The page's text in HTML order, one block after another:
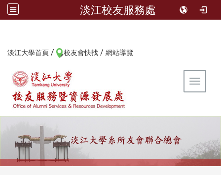
淡江校友服務處
淡江大學首頁 / 校友會快找 / 網站導覽
Toggle